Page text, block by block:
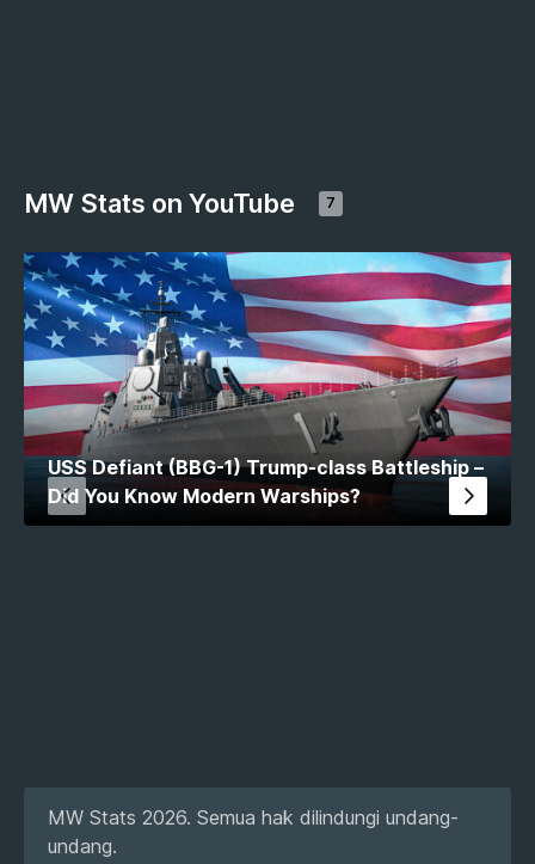
MW Stats on YouTube 7
USS Defiant (BBG-1) Trump-class Battleship –
Did You Know Modern Warships?
MW Stats 2026. Semua hak dilindungi undang-
undang.